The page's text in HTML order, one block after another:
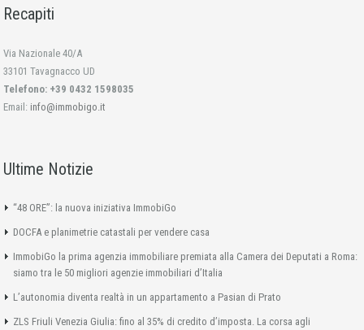
Recapiti
Via Nazionale 40/A
33101 Tavagnacco UD
Telefono: +39 0432 1598035
Email: info@immobigo.it
Ultime Notizie
“48 ORE”: la nuova iniziativa ImmobiGo
DOCFA e planimetrie catastali per vendere casa
ImmobiGo la prima agenzia immobiliare premiata alla Camera dei Deputati a Roma:
siamo tra le 50 migliori agenzie immobiliari d’Italia
L’autonomia diventa realtà in un appartamento a Pasian di Prato
ZLS Friuli Venezia Giulia: fino al 35% di credito d’imposta. La corsa agli